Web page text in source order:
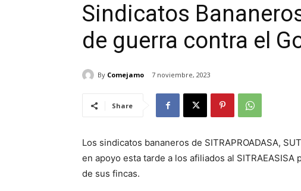
Sindicatos
de guerra contra el
By Comejamo 7 noviembre, 2023
Share
Los sindicatos bananeros de SITRAPROADASA,
en apoyo esta tarde a los afiliados al
de sus fincas.